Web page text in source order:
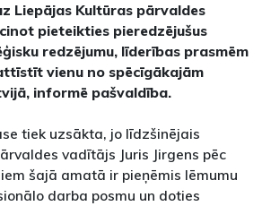
Liepājas Kultūras pārvaldes
pieteikties pieredzējušus
redzējumu, līderības prasmēm
vienu no spēcīgākajām
informē pašvaldība.
tiek uzsākta, jo līdzšinējais
vadītājs Juris Jirgens pēc
šajā amatā ir pieņēmis lēmumu
darba posmu un doties